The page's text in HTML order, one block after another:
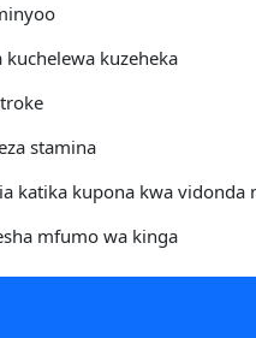
kuchelewa kuzeheka
stamina
katika kupona kwa vidonda
mfumo wa kinga